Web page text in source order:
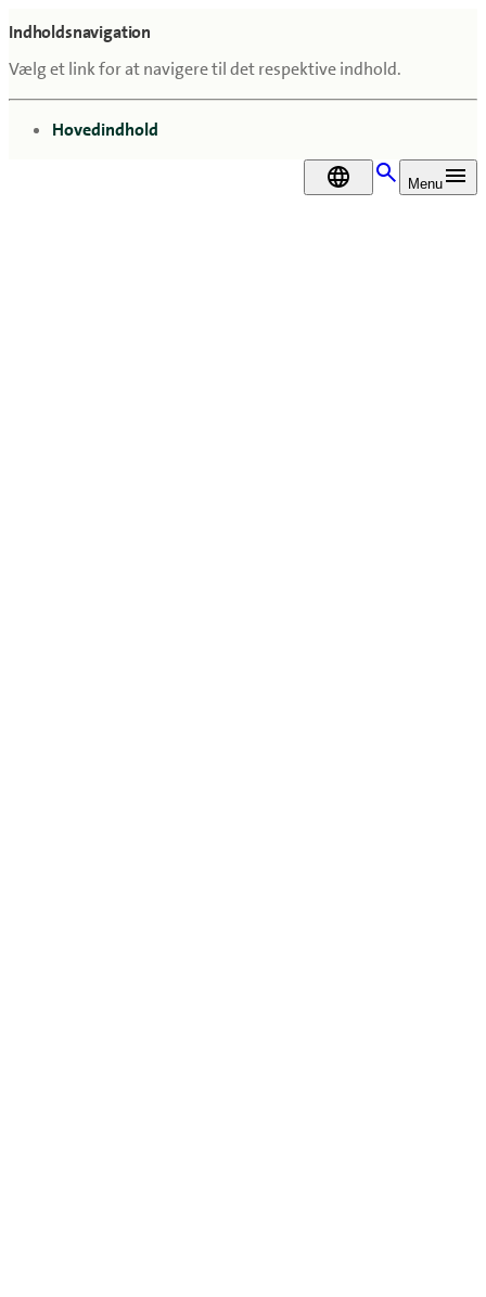
Indholdsnavigation
Vælg et link for at navigere til det respektive indhold.
gå til
Hovedindhold
DA Menu